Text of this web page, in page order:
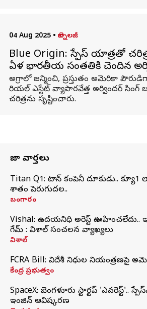
04 Aug 2025 • టెక్నాలజీ
Blue Origin: స్పేస్ యాత్రతో
ఏళ్ల భారతీయ సంతతికి చెందిన
అగ్రాలో జన్మించి, ప్రస్తుతం అమెరికా పౌరుడిగా
రియల్ ఎస్టేట్ వ్యాపారవేత్త అర్విందర్
చరిత్రను సృష్టించారు.
తాజా వార్తలు
Titan Q1: టైటాన్ కంపెనీ దూకుడు..
శాతం పెరుగుదల..
బంగారం
Vishal: ఉదయనిధి అరెస్ట్‌
గేమ్ : విశాల్ సంచలన వ్యాఖ్యలు
విశాల్
FCRA Bill: విదేశీ నిధుల నియంత్రణపై
కేంద్ర ప్రభుత్వం
SpaceX: బెంగళూరు స్టార్టప్‌ 'ఎవరెస్ట్'..
ఇంజిన్‌ ఆవిష్కరణ